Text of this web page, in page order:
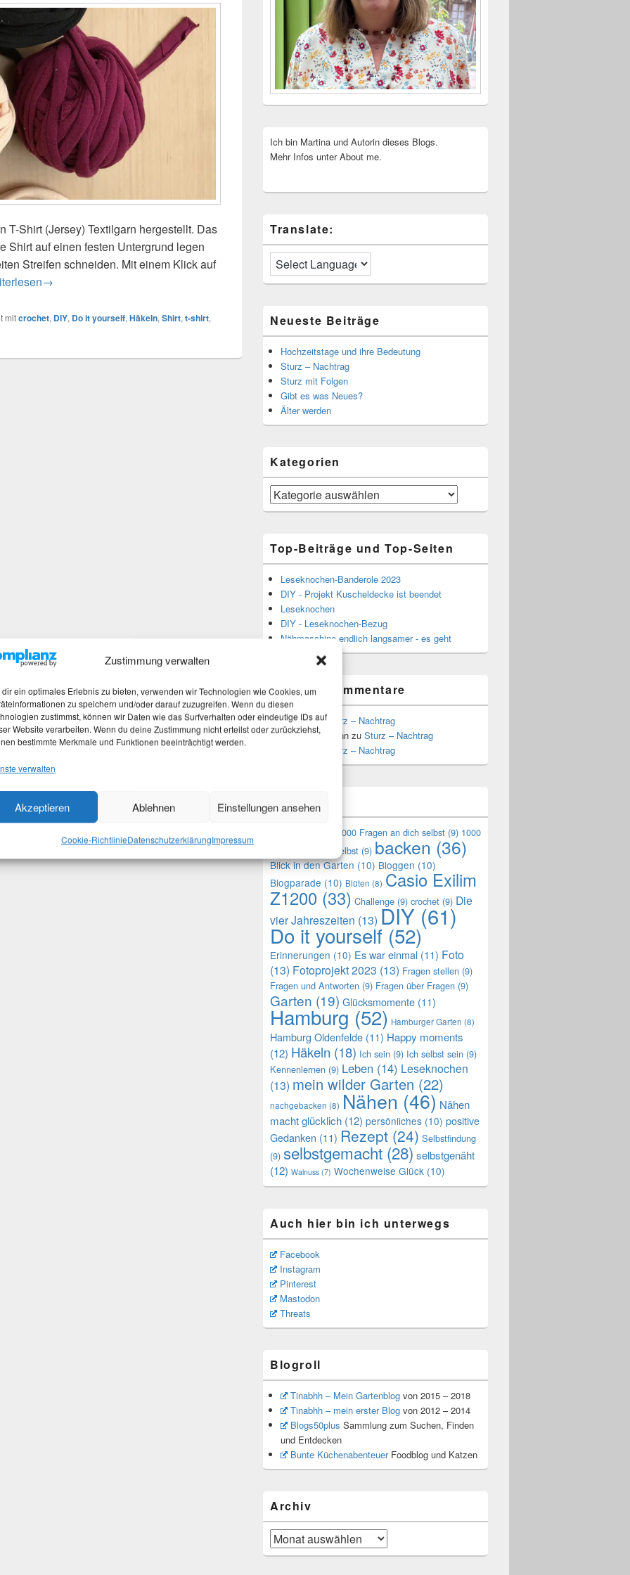
Zustimmung verwalten
dir ein optimales Erlebnis zu bieten, verwenden wir Technologien wie Cookies, um
zu speichern und/oder darauf zuzugreifen. Wenn du diesen
zustimmst, können wir Daten wie das Surfverhalten oder eindeutige IDs auf
Website verarbeiten. Wenn du deine Zustimmung nicht erteilst oder zurückziehst,
bestimmte Merkmale und Funktionen beeinträchtigt werden.
verwalten
Akzeptieren Ablehnen Einstellungen ansehen
Cookie-RichtlinieDatenschutzerklärungImpressum
T-Shirt (Jersey) Textilgarn hergestellt. Das
Shirt auf einen festen Untergrund legen
Streifen schneiden. Mit einem Klick auf
– Textilgarn selber herstellen
→
mitcrochet, DIY, Do it yourself, Häkeln, Shirt, t-shirt,
Ich bin Martina und Autorin dieses Blogs.
Mehr Infos unter About me.
Translate:
Neueste Beiträge
Hochzeitstage und ihre Bedeutung
Sturz – Nachtrag
Sturz mit Folgen
Gibt es was Neues?
Älter werden
Kategorien
Kategorien
Top-Beiträge und Top-Seiten
Leseknochen-Banderole 2023
DIY - Projekt Kuscheldecke ist beendet
Leseknochen
DIY - Leseknochen-Bezug
Nähmaschine endlich langsamer - es geht
Neueste Kommentare
MartinazuSturz – Nachtrag
Stefan Hoffmann zu Sturz – Nachtrag
Sturz – Nachtrag
Themen
1000 Fragen an dich selbst (9) 1000
Fragen an mich selbst (9) backen (36)
Blick in den Garten (10) Bloggen (10)
Blogparade (10) Blüten (8) Casio Exilim
Z1200 (33) Challenge (9) crochet (9) Die
vier Jahreszeiten (13) DIY(61)
Do it yourself (52)
Erinnerungen (10) Es war einmal (11) Foto
(13) Fotoprojekt 2023 (13) Fragen stellen (9)
Fragen und Antworten (9) Fragen über Fragen (9)
Garten (19) Glücksmomente (11)
Hamburg (52) Hamburger Garten (8)
Hamburg Oldenfelde (11) Happy moments
(12) Häkeln (18) Ich sein (9) Ich selbst sein (9)
Kennenlernen (9) Leben (14) Leseknochen
(13) mein wilder Garten (22)
nachgebacken (8) Nähen (46) Nähen
macht glücklich (12) persönliches (10) positive
Gedanken (11) Rezept (24) Selbstfindung
(9) selbstgemacht (28) selbstgenäht
(12) Walnuss (7) Wochenweise Glück (10)
Auch hier bin ich unterwegs
Facebook
Instagram
Pinterest
Mastodon
Threats
Blogroll
Tinabhh – Mein Gartenblogvon 2015 – 2018
Tinabhh – mein erster Blogvon 2012 – 2014
Blogs50plus Sammlung zum Suchen, Finden
und Entdecken
Bunte KüchenabenteuerFoodblog und Katzen
Archiv
Archiv